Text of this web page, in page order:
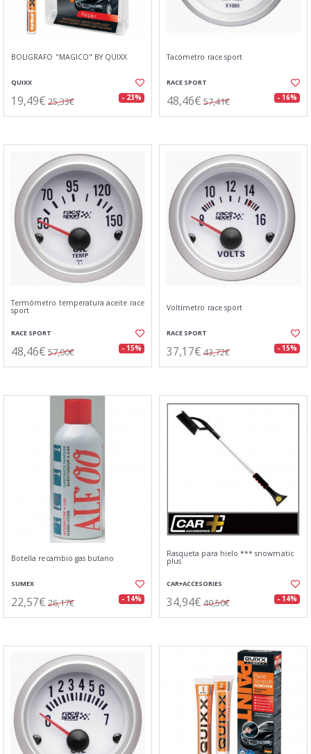
BOLIGRAFO "MAGICO" BY QUIXX
QUIXX
19,49€ 25,33€ - 23%
Tacómetro race sport
RACE SPORT
48,46€ 57,41€ - 16%
Termómetro temperatura aceite race
sport
RACE SPORT
48,46€ 57,00€ - 15%
Voltímetro race sport
RACE SPORT
37,17€ 43,72€ - 15%
Botella recambio gas butano
SUMEX
22,57€ 26,17€ - 14%
Rasqueta para hielo *** snowmatic
plus
CAR+ACCESORIES
34,94€ 40,50€ - 14%